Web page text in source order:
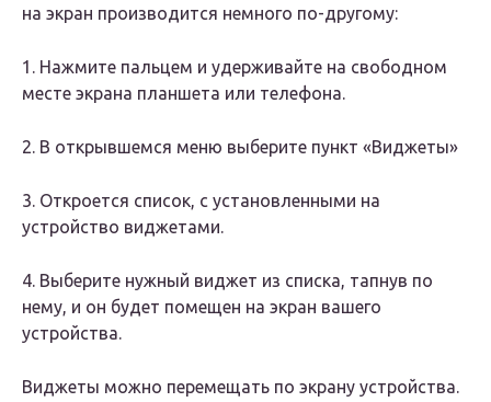
на экран производится немного по-другому:
1. Нажмите пальцем и удерживайте на свободном
месте экрана планшета или телефона.
2. В открывшемся меню выберите пункт «Виджеты»
3. Откроется список, с установленными на
устройство виджетами.
4. Выберите нужный виджет из списка, тапнув по
нему, и он будет помещен на экран вашего
устройства.
Виджеты можно перемещать по экрану устройства.